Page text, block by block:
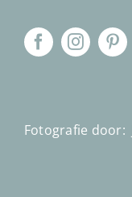
Fotografie door: